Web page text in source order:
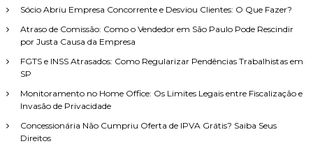
s
a
p
r
r
Sócio Abriu Empresa Concorrente e Desviou Clientes: O Que Fazer?
Atraso de Comissão: Como o Vendedor em São Paulo Pode Rescindir
por Justa Causa da Empresa
FGTS e INSS Atrasados: Como Regularizar Pendências Trabalhistas em
SP
Monitoramento no Home Office: Os Limites Legais entre Fiscalização e
Invasão de Privacidade
Concessionária Não Cumpriu Oferta de IPVA Grátis? Saiba Seus
Direitos